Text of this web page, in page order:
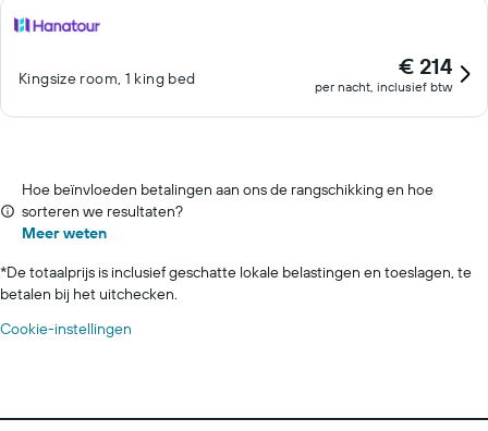
Kingsize room, 1 king bed € 214
per nacht, inclusief btw
Hoe beïnvloeden betalingen aan ons de rangschikking en hoe
sorteren we resultaten?
Meer weten
*De totaalprijs is inclusief geschatte lokale belastingen en toeslagen, te
betalen bij het uitchecken.
Cookie-instellingen